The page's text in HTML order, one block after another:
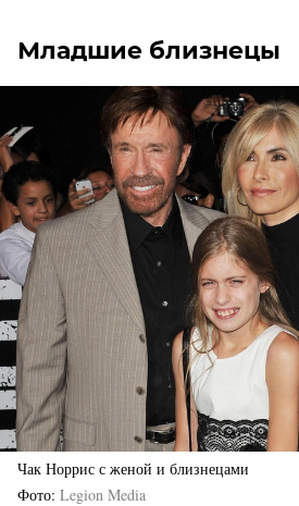
Младшие близнецы
Чак Норрис с женой и близнецами
Фото Legion Media